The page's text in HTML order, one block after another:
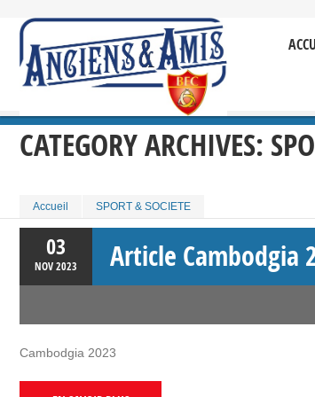
CATEGORY ARCHIVES:
Accueil SPORT & SOCIETE
03
NOV2023 Article Cambodgia
Cambodgia 2023